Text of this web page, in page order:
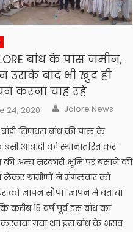
बांध के पास जमीन,
उसके बाद भी खुद ही
करना चाह रहे
24, 2020 Author
Jalore News
सिणधरा बांध की पाल के
आबादी को स्थानांतरित कर
की अन्य सरकारी भूमि पर बसाने की
लेकर ग्रामीणों ने मंगलवार को
ज्ञापन सौंपा। ज्ञापन में बताया
करीब 15 वर्ष पूर्व इस बांध का
करवाया गया था। इस बांध के भराव